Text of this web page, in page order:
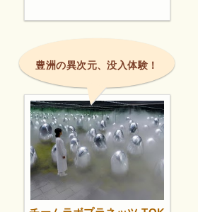
豊洲の異次元、没入体験！